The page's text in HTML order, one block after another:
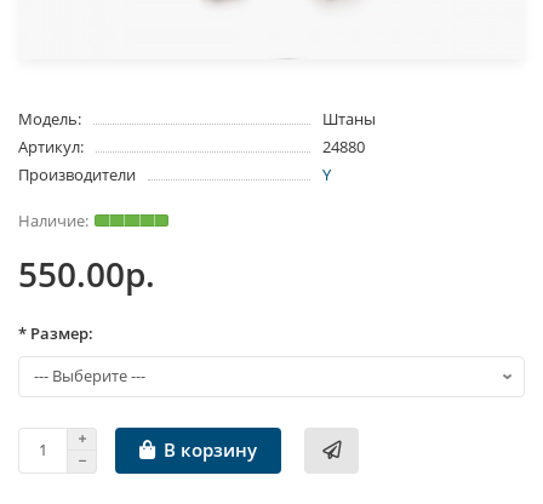
Модель:
Штаны
Артикул:
24880
Производители
Y
550.00р.
* Размер:
В корзину